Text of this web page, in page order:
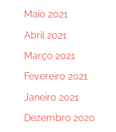
Maio 2021
Abril 2021
Março 2021
Fevereiro 2021
Janeiro 2021
Dezembro 2020